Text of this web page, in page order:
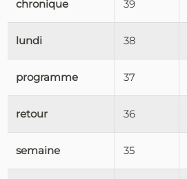
chronique 39
lundi 38
programme 37
retour 36
semaine 35